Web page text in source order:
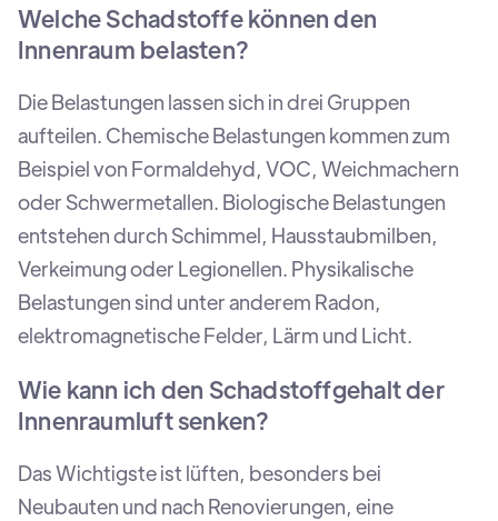
Welche Schadstoffe können den
Innenraum belasten?
Die Belastungen lassen sich in drei Gruppen
aufteilen. Chemische Belastungen kommen zum
Beispiel von Formaldehyd, VOC, Weichmachern
oder Schwermetallen. Biologische Belastungen
entstehen durch Schimmel, Hausstaubmilben,
Verkeimung oder Legionellen. Physikalische
Belastungen sind unter anderem Radon,
elektromagnetische Felder, Lärm und Licht.
Wie kann ich den Schadstoffgehalt der
Innenraumluft senken?
Das Wichtigste ist lüften, besonders bei
Neubauten und nach Renovierungen, eine